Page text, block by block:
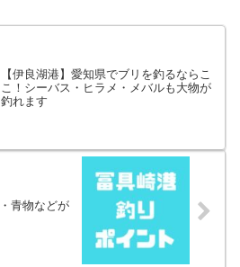
【伊良湖港】愛知県でブリを釣るならこ
こ！シーバス・ヒラメ・メバルも大物が
釣れます
青物などが